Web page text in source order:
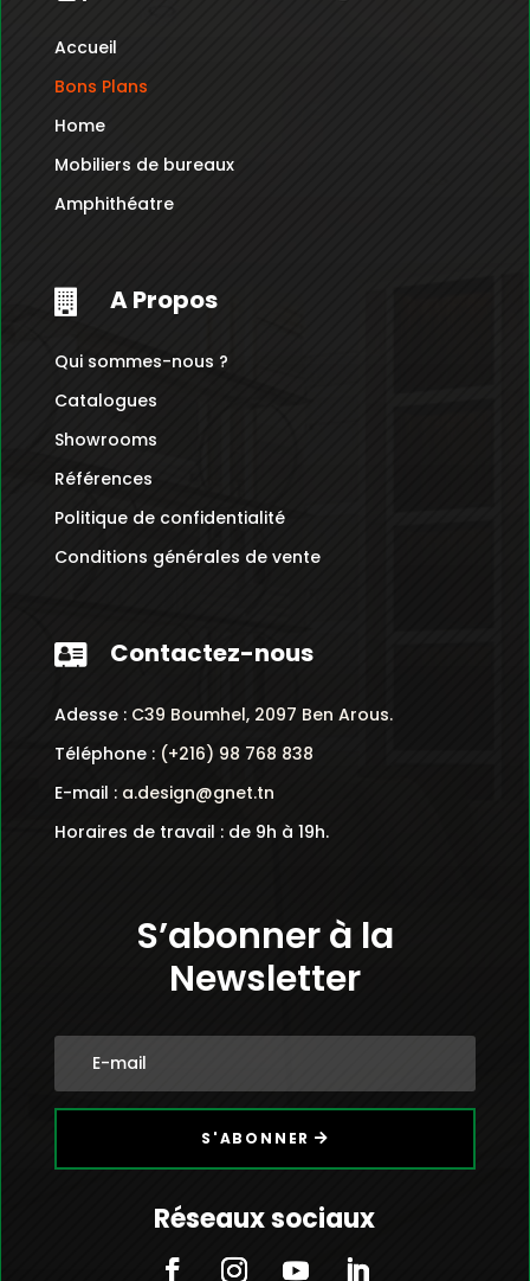
Accueil
Bons Plans
Home
Mobiliers de bureaux
Amphithéatre
 A Propos
Qui sommes-nous ?
Catalogues
Showrooms
Références
Politique de confidentialité
Conditions générales de vente
 Contactez-nous
Adesse : C39 Boumhel, 2097 Ben Arous.
Téléphone :(+216) 98 768 838
E-mail : a.design@gnet.tn
Horaires de travail : de 9h à 19h.
S’abonner à la
Newsletter
S'ABONNER
Réseaux sociaux